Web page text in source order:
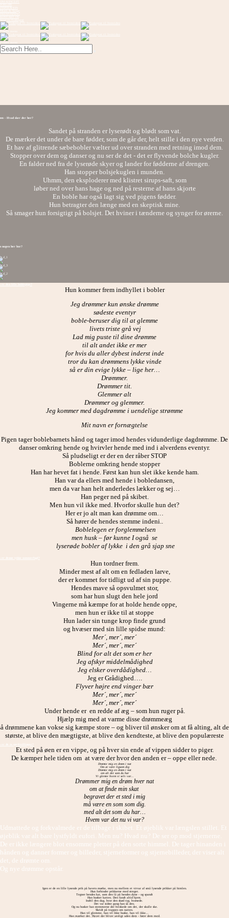
FORLØB
INSPIRATION
Musik & Sange
FREMVISNING
KONTAKT OS
Send en flaskepost
- Hvad sker der her?
Sandet på stranden er lyserødt og blødt som vat.
De mærker det under de bare fødder, som de går der, helt stille i den nye verden.
Et hav af glitrende sæbebobler vælter ud over stranden med retning imod dem.
Stopper over dem og danser og nu ser de det - det er flyvende bolche kugler.
En falder ned fra de lyserøde skyer og lander for fødderne af drengen.
Han stopper bolsjekuglen i munden.
Uhmm, den eksploderer med klistret sirups-saft, som
løber ned over hans hage og ned på resterne af hans skjorte
En boble har også lagt sig ved pigens fødder.
Hun betragter den længe med en skeptisk mine.
Så smager hun forsigtigt på bolsjet. Det hviner i tænderne og synger for ørerne.
nogen her bor?
er den lille boblepige?
Hun kommer frem indhyllet i bobler
Jeg drømmer kun ønske drømme
sødeste eventyr
boble-beruser dig til at glemme
livets triste grå vej
Lad mig puste til dine drømme
til alt andet ikke er mer
for hvis du aller dybest inderst inde
tror du kan drømmens lykke vinde
så er din evige lykke – lige her…
Drømmer.
Drømmer tit.
Glemmer alt
Drømmer og glemmer.
Jeg kommer med dagdrømme i uendelige strømme
Mit navn er fornægtelse
Pigen tager boblebarnets hånd og tager imod hendes vidunderlige dagdrømme. De
danser omkring hende og hvirvler hende med ind i alverdens eventyr.
Så pludseligt er der en der råber STOP
Boblerne omkring hende stopper
Han har hevet fat i hende. Først kan hun slet ikke kende ham.
Han var da ellers med hende i bobledansen,
men da var han helt anderledes lækker og sej…
Han peger ned på skibet.
Men hun vil ikke med. Hvorfor skulle hun det?
Her er jo alt man kan drømme om…
Så hører de hendes stemme indeni..
Boblelegen er forglemmelsen
men husk – før kunne I også se
lyserøde bobler af lykke i den grå sjap sne
er denne tykke sommerfugl?
Hun tordner frem.
Minder mest af alt om en fedladen larve,
der er kommet for tidligt ud af sin puppe.
Hendes mave så opsvulmet stor,
som har hun slugt den hele jord
Vingerne må kæmpe for at holde hende oppe,
men hun er ikke til at stoppe
Hun lader sin tunge krop finde grund
og hvæser med sin lille spidse mund:
Mer´, mer´, mer´
Mer´, mer´, mer´
Blind for alt det som er her
Jeg afskyr middelmådighed
Jeg elsker overdådighed…
Jeg er Grådighed….
Flyver højre end vinger bær
Mer´, mer´, mer´
Mer´, mer´, mer´
Under hende er en redde af æg – som hun ruger på.
Hjælp mig med at varme disse drømmeæg
drømmene kan vokse sig kæmpe store – og bliver til ønsker om at få alting, alt
største, at blive den mægtigste, at blive den kendteste, at blive den populæreste
er de to spejltvillinger?
Et sted på øen er en vippe, og på hver sin ende af vippen sidder to piger.
De kæmper hele tiden om at være der hvor den anden er – oppe eller nede.
Drømte mig en drøm i nat
Om at være ligsom dig
Drømte mig en drøm i nat
om alt det som du har
Vi glemte hvem vi selv var…
Drømmer mig en drøm hver nat
om at finde min skat
begravet der et sted i mig
må være en som som dig.
med alt det som du har…
Hvem var det nu vi var?
Udmattede og forkvalmede er de tilbage i skibet. Et øjeblik var længslen stillet. Et
øjeblik var alt bare lystfyldt eufori. Men nu? Hvad nu? De ser op mod stjernerne.
De er ikke længere blot ensomme pletter på den sorte himmel. De tager hinanden i
hånden og danner former og billeder, stjerneformer og stjernebilleder, der viser alt
det, de drømte om.
Og nye drømme opstår.
Igen er de en lille lysende prik på havets mørke, men nu mellem et virvar af små lysende prikker på himlen.
Hun forbinder prikkerne med streger.
Tegner hendes kat, som den lå på hendes dyne - og spandt
Han husker katten. Den fandt altid hjem.
Indtil den dag, hvor den skød ryg, hvæsede.
Det var sidste gang han så den.
Og nu husker han stemmerne der hviskede om det, der skulle ske.
Skridt på trappen om natten.
Han vil glemme, han vil ikke huske, han vil ikke...
Han mærker det. Havet der bliver uroligt uden dem - fører dem med.